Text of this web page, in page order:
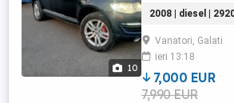
10
Unic proprietar,
urme de rugina )
verificabili in
Sistem franare
webasto, incalzire ...
2008 | diesel |
Vanatori, Galati
ieri 13:18
7,000 EUR
7,990 EUR